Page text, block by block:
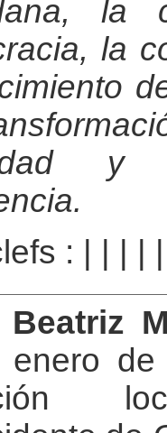
la
la
:
Beatriz
de